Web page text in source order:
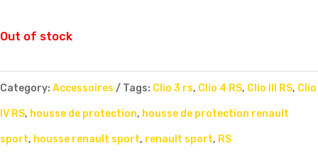
Out of stock
Category: Accessoires Tags: Clio 3 rs, Clio 4 RS, Clio III RS, Clio
IV RS, housse de protection, housse de protection renault
sport, housse renault sport, renault sport, RS